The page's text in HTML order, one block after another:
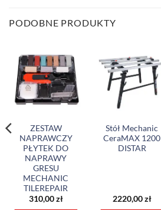
PODOBNE PRODUKTY
ZESTAW
NAPRAWCZY
PŁYTEK DO
NAPRAWY
GRESU
MECHANIC
TILEREPAIR
310,00zł
Stół Mechanic
CeraMAX 1200
DISTAR
2220,00zł